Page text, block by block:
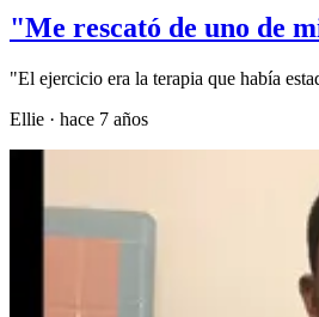
"Me rescató de uno de
"El ejercicio era la terapia que había
Ellie · hace 7 años